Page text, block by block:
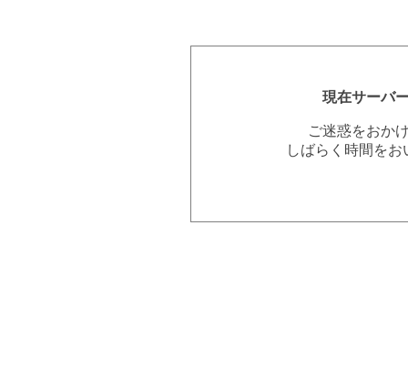
現在サーバ
ご迷惑をおか
しばらく時間を